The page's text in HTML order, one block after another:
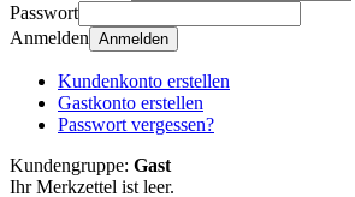
Passwort
Anmelden Anmelden
Kundenkonto erstellen
Gastkonto erstellen
Passwort vergessen?
Kundengruppe: Gast
Ihr Merkzettel ist leer.